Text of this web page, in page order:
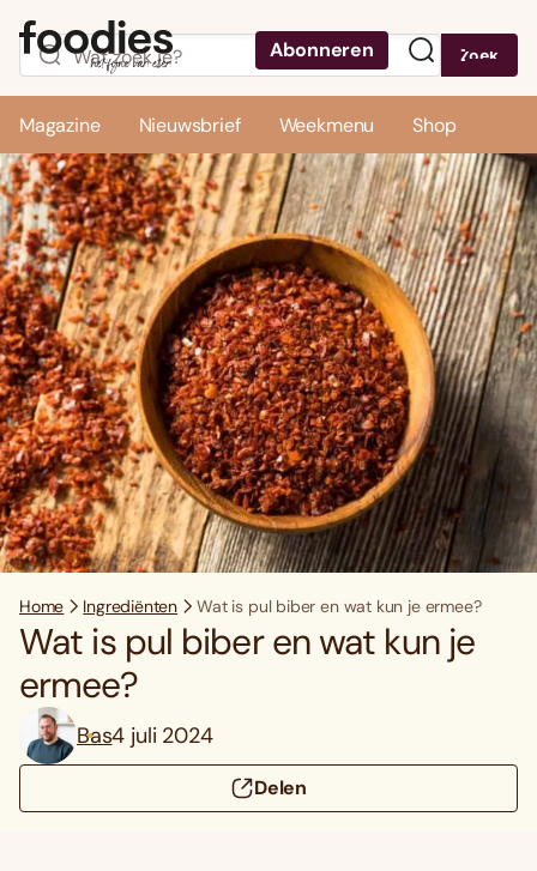
Abonneren Zoek
Magazine Nieuwsbrief Weekmenu Shop
Home Ingrediënten Wat is pul biber en wat kun je ermee?
Wat is pul biber en wat kun je
ermee?
Bas4 juli 2024
Delen